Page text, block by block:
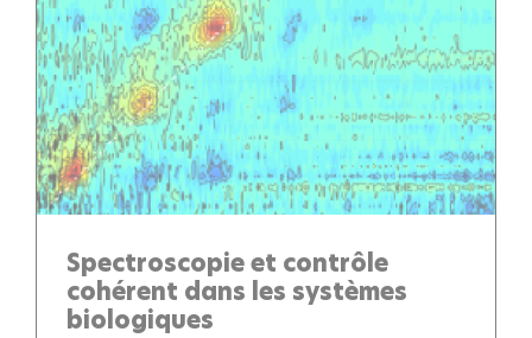
Spectroscopie et contrôle
cohérent dans les systèmes
biologiques